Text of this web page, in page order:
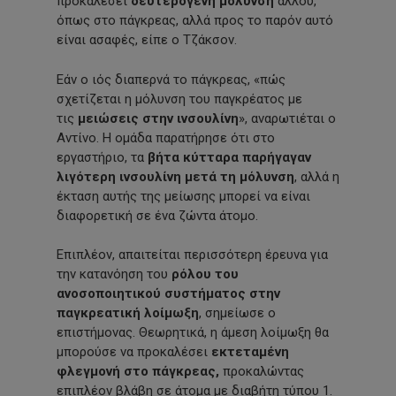
όπως στο πάγκρεας, αλλά προς το παρόν αυτό
είναι ασαφές, είπε ο Τζάκσον.
Εάν ο ιός διαπερνά το πάγκρεας, «πώς
σχετίζεται η μόλυνση του παγκρέατος με
τις μειώσεις στην ινσουλίνη», αναρωτιέται ο
Αντίνο. Η ομάδα παρατήρησε ότι στο
εργαστήριο, τα βήτα κύτταρα παρήγαγαν
λιγότερη ινσουλίνη μετά τη μόλυνση, αλλά η
έκταση αυτής της μείωσης μπορεί να είναι
διαφορετική σε ένα ζώντα άτομο.
Επιπλέον, απαιτείται περισσότερη έρευνα για
την κατανόηση του ρόλου του
ανοσοποιητικού συστήματος στην
παγκρεατική λοίμωξη, σημείωσε ο
επιστήμονας. Θεωρητικά, η άμεση λοίμωξη θα
μπορούσε να προκαλέσει εκτεταμένη
φλεγμονή στο πάγκρεας, προκαλώντας
επιπλέον βλάβη σε άτομα με διαβήτη τύπου 1.